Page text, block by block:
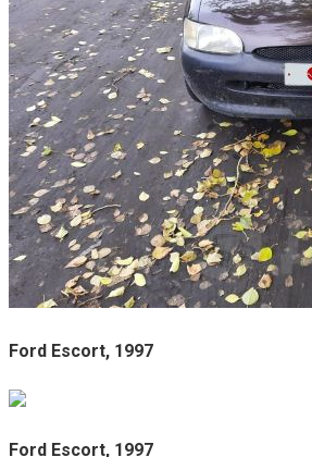
Ford Escort, 1997
Ford Escort, 1997